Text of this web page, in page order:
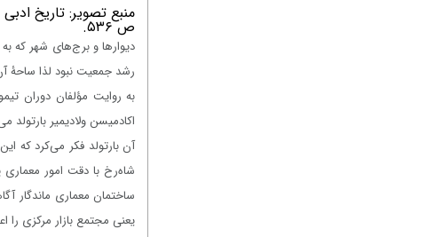
منبع تصویر: تاریخ
ص ۵۳۶.
دیوارها و برج‌های شهر که
رشد جمعیت نبود لذا ساحۀ
به روایت مؤلفان دوران
اکادمیسن ولادیمیر
آن بارتولد فکر می‌کرد که
شاه‌رخ با دقت امور
ساختمان معماری ماندگار
یعنی مجتمع بازار مرکزی را